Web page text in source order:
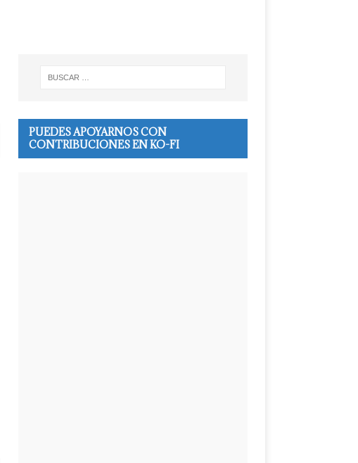
PUEDES APOYARNOS CON
CONTRIBUCIONES EN KO-FI